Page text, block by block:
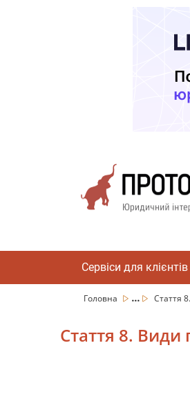
Сервіси для клієнтів
Головна ... Стаття
Стаття 8. Види